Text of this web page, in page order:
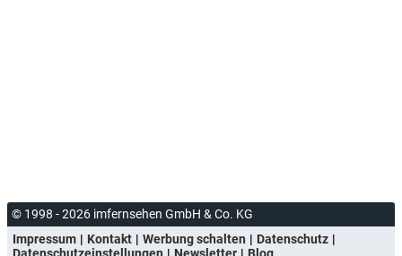
© 1998 - 2026 imfernsehen GmbH & Co. KG
Impressum
Kontakt Werbung schalten
Datenschutz